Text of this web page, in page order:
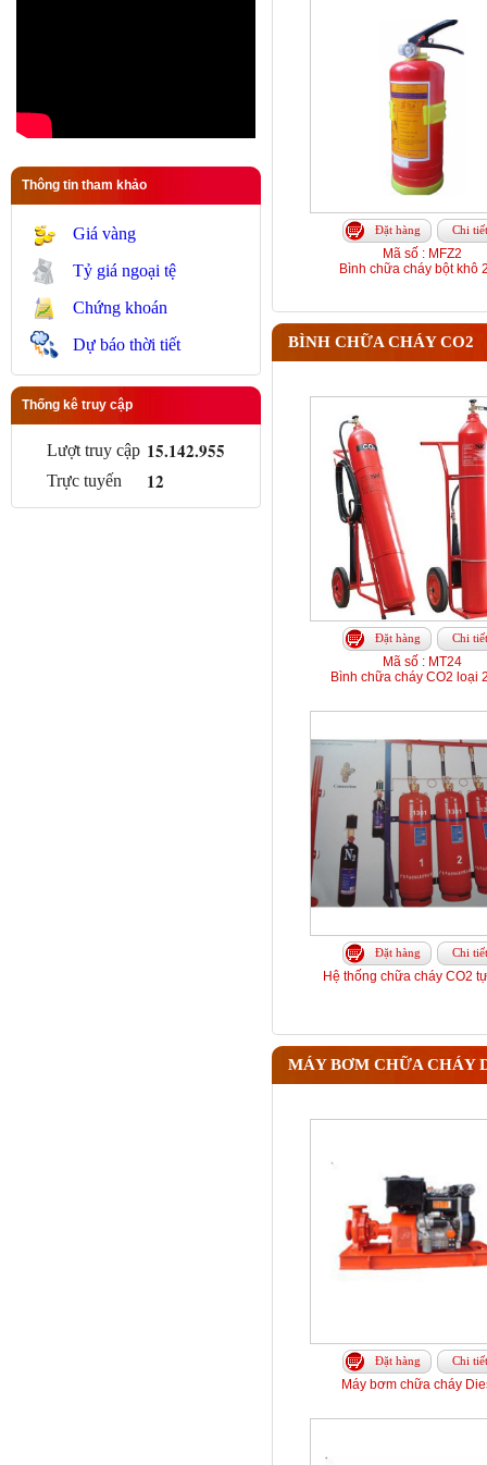
Thông tin tham khảo
Giá vàng
Tỷ giá ngoại tệ
Chứng khoán
Dự báo thời tiết
Thống kê truy cập
Lượt truy cập 15.142.955
Trực tuyến 12
Đặt hàng Chi tiết
Mã số : MFZ2
Bình chữa cháy bột khô
BÌNH CHỮA CHÁY CO2
Đặt hàng Chi tiết
Mã số : MT24
Bình chữa cháy CO2 loại
Đặt hàng Chi tiết
Hệ thống chữa cháy CO2
MÁY BƠM CHỮA CHÁY
Đặt hàng Chi tiết
Máy bơm chữa cháy